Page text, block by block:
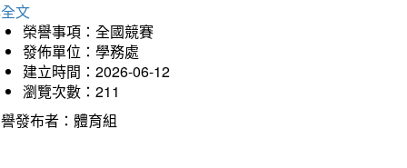
文
榮譽事項：全國競賽
發佈單位：學務處
建立時間：2026-06-12
瀏覽次數：211
發布者：體育組